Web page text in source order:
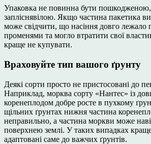
Упаковка не повинна бути
запліснявілою. Якщо частина пакетика
може свідчити, що насіння довго лежало
променями та могло втратити свої
краще не купувати.
Враховуйте тип вашого ґрунту
Деякі сорти просто не пристосовані до
Наприклад, морква сорту «Нантес» із
коренеплодом добре росте в пухкому
щільних ґрунтах нижня частина
неправильно, а частина моркви може
поверхнею землі. У таких випадках
адаптовані саме до важчих ґрунтів.